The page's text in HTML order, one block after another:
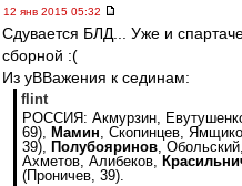
12 янв 2015 05:32
Сдувается БЛД... Уже и
сборной :(
Из уВВажения к сединам:
flint
РОССИЯ: Акмурзин,
69), Мамин, Скопинцев,
39), Полубояринов,
Ахметов, Алибеков,
(Проничев, 39).